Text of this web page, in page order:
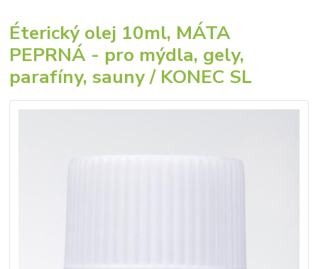
Éterický olej 10ml, MÁTA
PEPRNÁ - pro mýdla, gely,
parafíny, sauny / KONEC SL